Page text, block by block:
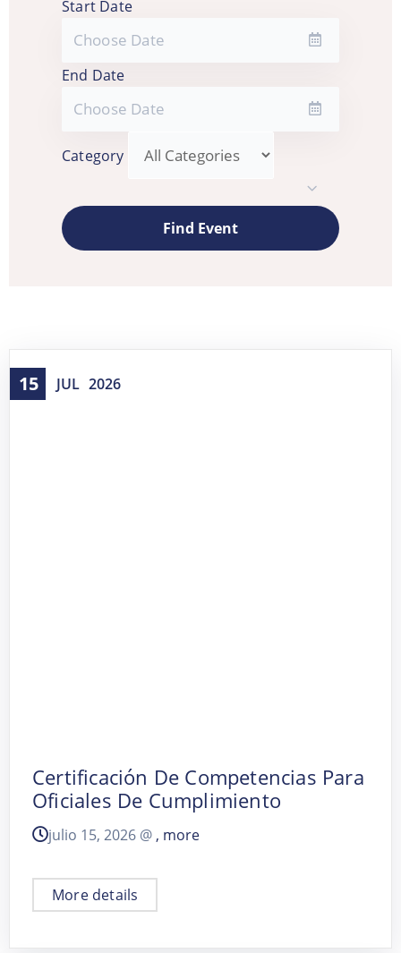
Start Date
End Date
Category
15 JUL 2026
Certificación De Competencias Para
Oficiales De Cumplimiento
julio 15, 2026 @ , more
More details